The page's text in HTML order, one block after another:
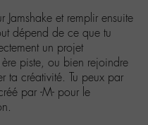
Jamshake et remplir ensuite
dépend de ce que tu
un projet
piste, ou bien rejoindre
ta créativité. Tu peux par
par -M- pour le